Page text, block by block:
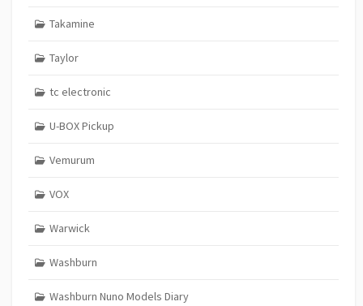
Takamine
Taylor
tc electronic
U-BOX Pickup
Vemurum
VOX
Warwick
Washburn
Washburn Nuno Models Diary